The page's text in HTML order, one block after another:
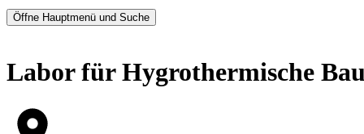
Öffne Hauptmenü und Suche
Labor für Hygrothermische